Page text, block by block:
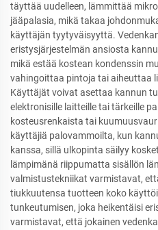
täyttää uudelleen, lämmittää
jääpalasia, mikä takaa
käyttäjän tyytyväisyyttä.
eristysjärjestelmän ansiosta
mikä estää kostean kondenssin
vahingoittaa pintoja tai aiheuttaa
Käyttäjät voivat asettaa kannun
elektronisille laitteille tai tärkeille
kosteusrenkaista tai
käyttäjiä palovammoilta, kun
kanssa, sillä ulkopinta säilyy
lämpimänä riippumatta sisällön
valmistustekniikat varmistavat,
tiukkuutensa tuotteen koko
tunkeutumisen, joka heikentäisi
varmistavat, että jokainen